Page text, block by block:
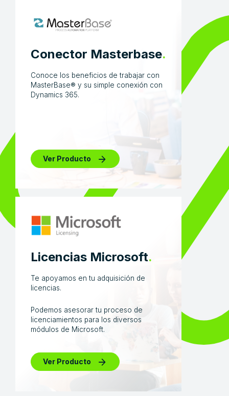
Conector Masterbase.
Conoce los beneficios de trabajar con
MasterBase® y su simple conexión con
Dynamics 365.
Ver Producto
Licencias Microsoft.
Te apoyamos en tu adquisición de
licencias.
Podemos asesorar tu proceso de
licenciamientos para los diversos
módulos de Microsoft.
Ver Producto